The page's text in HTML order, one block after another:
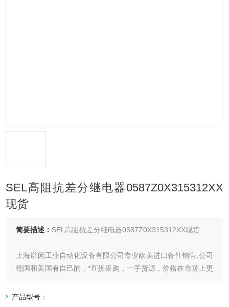
SEL高阻抗差分继电器0587Z0X315312XX
现货
简要描述： SEL高阻抗差分继电器0587Z0X315312XX现货
上海谱闵工业自动化设备有限公司专业欧美进口备件销售,公司
德国和美国有自己的，*直接采购，一手货源，价格在市场上更
产品型号：